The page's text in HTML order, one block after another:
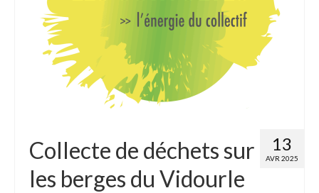
13
AVR 2025
Collecte de déchets sur
les berges du Vidourle